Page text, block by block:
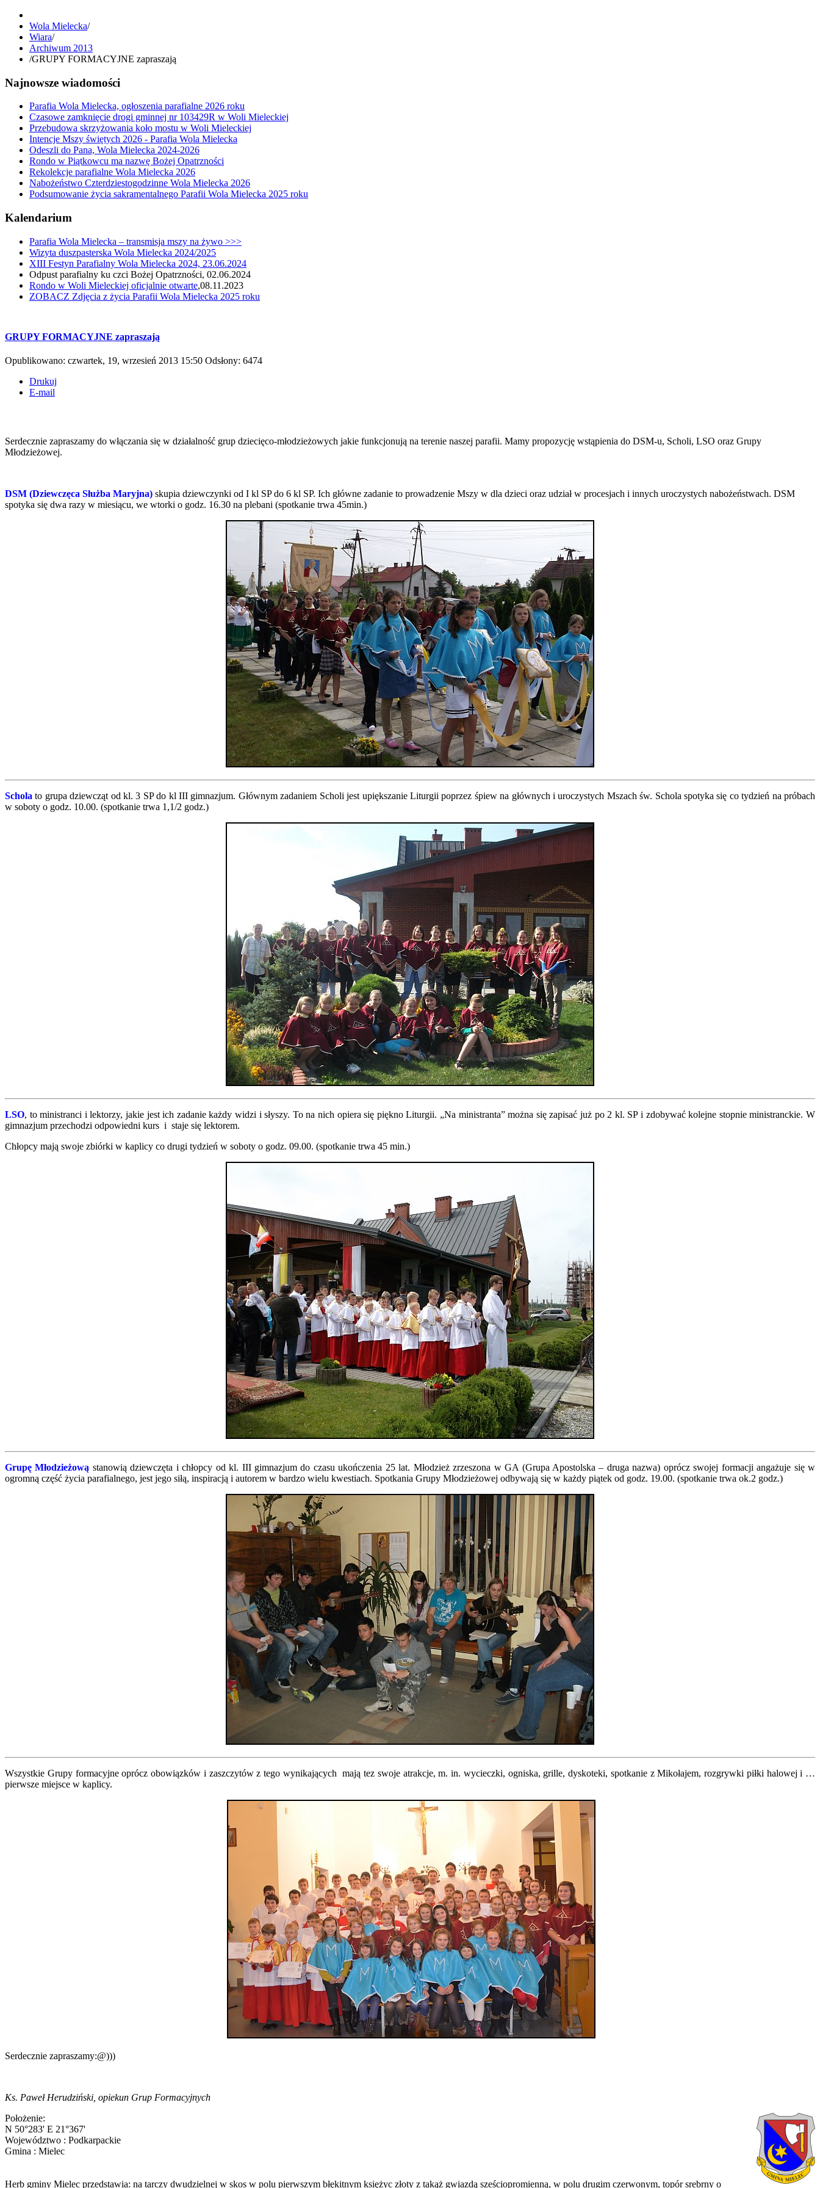
Wola Mielecka/
Wiara/
Archiwum 2013
/GRUPY FORMACYJNE zapraszają
Najnowsze wiadomości
Parafia Wola Mielecka, ogłoszenia parafialne 2026 roku
Czasowe zamknięcie drogi gminnej nr 103429R w Woli Mieleckiej
Przebudowa skrzyżowania koło mostu w Woli Mieleckiej
Intencje Mszy świętych 2026 - Parafia Wola Mielecka
Odeszli do Pana, Wola Mielecka 2024-2026
Rondo w Piątkowcu ma nazwę Bożej Opatrzności
Rekolekcje parafialne Wola Mielecka 2026
Nabożeństwo Czterdziestogodzinne Wola Mielecka 2026
Podsumowanie życia sakramentalnego Parafii Wola Mielecka 2025 roku
Kalendarium
Parafia Wola Mielecka – transmisja mszy na żywo >>>
Wizyta duszpasterska Wola Mielecka 2024/2025
XIII Festyn Parafialny Wola Mielecka 2024, 23.06.2024
Odpust parafialny ku czci Bożej Opatrzności, 02.06.2024
Rondo w Woli Mieleckiej oficjalnie otwarte,08.11.2023
ZOBACZ Zdjęcia z życia Parafii Wola Mielecka 2025 roku
GRUPY FORMACYJNE zapraszają
Opublikowano: czwartek, 19, wrzesień 2013 15:50 Odsłony: 6474
Drukuj
E-mail
Serdecznie zapraszamy do włączania się w działalność grup dziecięco-młodzieżowych jakie funkcjonują na terenie naszej parafii. Mamy propozycję wstąpienia do DSM-u, Scholi, LSO oraz Grupy
Młodzieżowej.
DSM (Dziewczęca Służba Maryjna) skupia dziewczynki od I kl SP do 6 kl SP. Ich główne zadanie to prowadzenie Mszy w dla dzieci oraz udział w procesjach i innych uroczystych nabożeństwach. DSM
spotyka się dwa razy w miesiącu, we wtorki o godz. 16.30 na plebani (spotkanie trwa 45min.)
Schola to grupa dziewcząt od kl. 3 SP do kl III gimnazjum. Głównym zadaniem Scholi jest upiększanie Liturgii poprzez śpiew na głównych i uroczystych Mszach św. Schola spotyka się co tydzień na próbach
w soboty o godz. 10.00. (spotkanie trwa 1,1/2 godz.)
LSO, to ministranci i lektorzy, jakie jest ich zadanie każdy widzi i słyszy. To na nich opiera się piękno Liturgii. „Na ministranta” można się zapisać już po 2 kl. SP i zdobywać kolejne stopnie ministranckie. W
gimnazjum przechodzi odpowiedni kurs i staje się lektorem.
Chłopcy mają swoje zbiórki w kaplicy co drugi tydzień w soboty o godz. 09.00. (spotkanie trwa 45 min.)
Grupę Młodzieżową stanowią dziewczęta i chłopcy od kl. III gimnazjum do czasu ukończenia 25 lat. Młodzież zrzeszona w GA (Grupa Apostolska – druga nazwa) oprócz swojej formacji angażuje się w
ogromną część życia parafialnego, jest jego siłą, inspiracją i autorem w bardzo wielu kwestiach. Spotkania Grupy Młodzieżowej odbywają się w każdy piątek od godz. 19.00. (spotkanie trwa ok.2 godz.)
Wszystkie Grupy formacyjne oprócz obowiązków i zaszczytów z tego wynikających mają tez swoje atrakcje, m. in. wycieczki, ogniska, grille, dyskoteki, spotkanie z Mikołajem, rozgrywki piłki halowej i …
pierwsze miejsce w kaplicy.
Serdecznie zapraszamy:@)))
Ks. Paweł Herudziński, opiekun Grup Formacyjnych
Położenie:
N 50°283' E 21°367'
Województwo : Podkarpackie
Gmina : Mielec
Herb gminy Mielec przedstawia: na tarczy dwudzielnej w skos w polu pierwszym błękitnym księżyc złoty z takąż gwiazdą sześciopromienną, w polu drugim czerwonym, topór srebrny o